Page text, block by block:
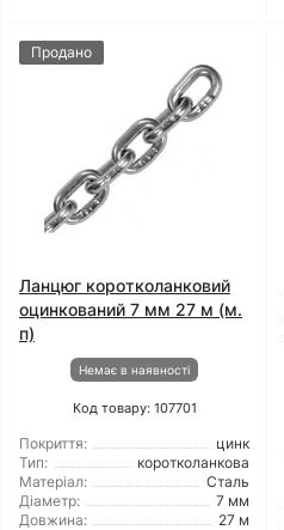
Продано
Ланцюг коротколанковий
оцинкований 7 мм 27 м (м.
п)
Немає в наявності
Код товару: 107701
Покриття:
цинк
Тип:
коротколанкова
Матеріал:
Сталь
Діаметр:
7 мм
Довжина:
27 м